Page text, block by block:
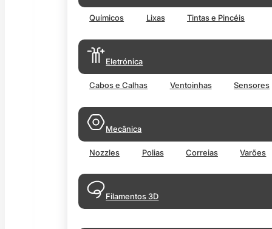
Químicos Lixas Tintas e Pincéis
Eletrónica
Cabos e Calhas Ventoinhas Sensores
Mecânica
Nozzles Polias Correias Varões
Filamentos 3D